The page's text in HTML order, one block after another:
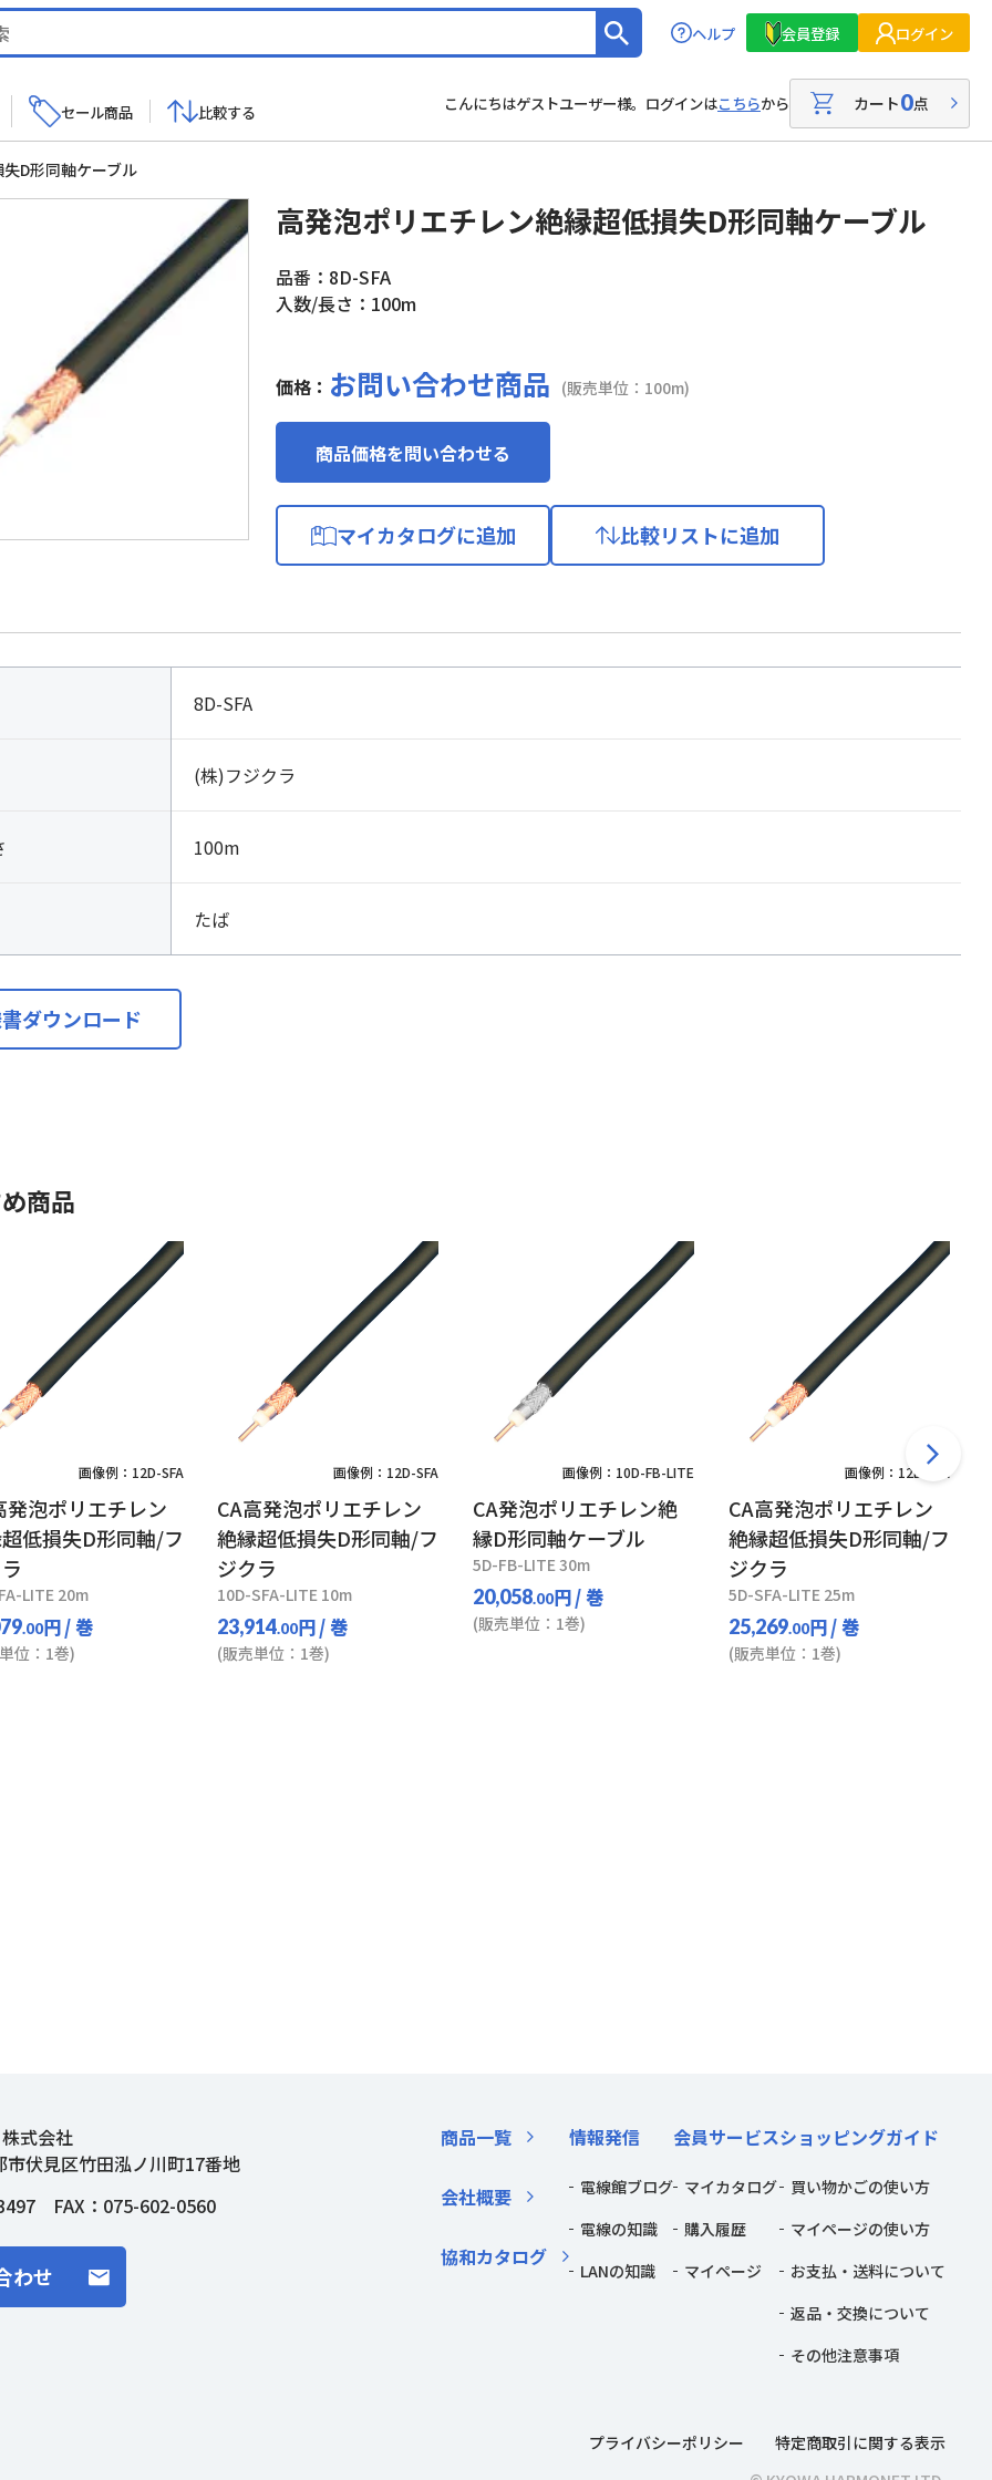
ヘルプ 会員登録 ログイン
セール商品 比較する こんにちはゲストユーザー様。ログインはこちらから カート0点
D形同軸ケーブル
高発泡ポリエチレン絶縁超低損失D形同軸ケーブル
品番：8D-SFA
入数/長さ：100m
価格： お問い合わせ商品 (販売単位：100m)
商品価格を問い合わせる
マイカタログに追加 比較リストに追加
8D-SFA
(株)フジクラ
100m
たば
ダウンロード
商品
画像例：12D-SFA
発泡ポリエチレン
低損失D形同軸/フ
LITE 20m
.00円/ 巻
位：1巻)
画像例：12D-SFA
CA高発泡ポリエチレン
絶縁超低損失D形同軸/フ
ジクラ
10D-SFA-LITE 10m
23,914.00円/ 巻
(販売単位：1巻)
画像例：10D-FB-LITE
CA発泡ポリエチレン絶
縁D形同軸ケーブル
5D-FB-LITE 30m
20,058.00円/ 巻
(販売単位：1巻)
画像例：12D-SFA
CA高発泡ポリエチレン
絶縁超低損失D形同軸/フ
ジクラ
5D-SFA-LITE 25m
25,269.00円/ 巻
(販売単位：1巻)
式会社
市伏見区竹田泓ノ川町17番地
FAX：075-602-0560
わせ
商品一覧
会社概要
協和カタログ
情報発信
電線館ブログ
電線の知識
LANの知識
会員サービス
マイカタログ
購入履歴
マイページ
ショッピングガイド
買い物かごの使い方
マイページの使い方
お支払・送料について
返品・交換について
その他注意事項
プライバシーポリシー
特定商取引に関する表示